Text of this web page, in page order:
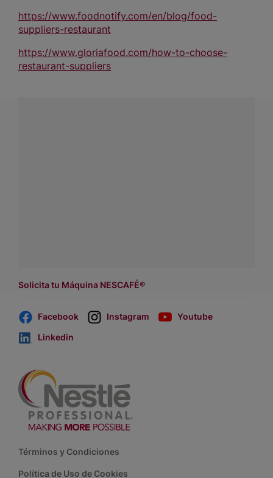
https://www.foodnotify.com/en/blog/food-
suppliers-restaurant
https://www.gloriafood.com/how-to-choose-
restaurant-suppliers
Solicita tu Máquina NESCAFÉ®
Facebook Instagram
Youtube
Linkedin
Footer
Términos y Condiciones
Política de Uso de Cookies